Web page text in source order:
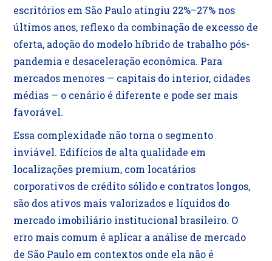
escritórios em São Paulo atingiu 22%–27% nos
últimos anos, reflexo da combinação de excesso de
oferta, adoção do modelo híbrido de trabalho pós-
pandemia e desaceleração econômica. Para
mercados menores — capitais do interior, cidades
médias — o cenário é diferente e pode ser mais
favorável.
Essa complexidade não torna o segmento
inviável. Edifícios de alta qualidade em
localizações premium, com locatários
corporativos de crédito sólido e contratos longos,
são dos ativos mais valorizados e líquidos do
mercado imobiliário institucional brasileiro. O
erro mais comum é aplicar a análise de mercado
de São Paulo em contextos onde ela não é